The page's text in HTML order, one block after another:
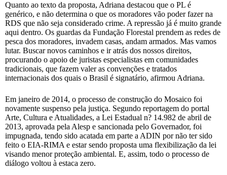
Quanto ao texto da proposta, Adriana destacou que o PL é
genérico, e não determina o que os moradores vão poder fazer na
RDS que não seja considerado crime. A repressão já é muito grande
aqui dentro. Os guardas da Fundação Florestal prendem as redes de
pesca dos moradores, invadem casas, andam armados. Mas vamos
lutar. Buscar novos caminhos e ir atrás dos nossos direitos,
procurando o apoio de juristas especialistas em comunidades
tradicionais, que fazem valer as convenções e tratados
internacionais dos quais o Brasil é signatário, afirmou Adriana.
Em janeiro de 2014, o processo de construção do Mosaico foi
novamente suspenso pela justiça. Segundo reportagem do portal
Arte, Cultura e Atualidades, a Lei Estadual n? 14.982 de abril de
2013, aprovada pela Alesp e sancionada pelo Governador, foi
impugnada, tendo sido acatada em parte a ADIN por não ter sido
feito o EIA-RIMA e estar sendo proposta uma flexibilização da lei
visando menor proteção ambiental. E, assim, todo o processo de
diálogo voltou à estaca zero.